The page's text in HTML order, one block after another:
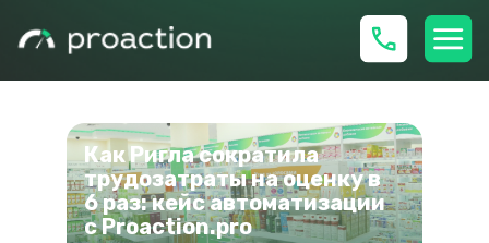
Как Ригла сократила
трудозатраты на оценку в
6 раз: кейс автоматизации
с Proaction.pro